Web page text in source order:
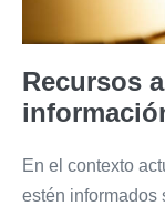
Recursos
En el contexto
estén informados